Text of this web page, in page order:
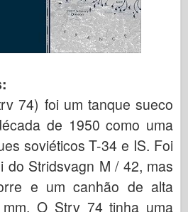
74) foi um tanque sueco
de 1950 como uma
soviéticos T-34 e IS. Foi
do Stridsvagn M / 42, mas
e um canhão de alta
O Strv 74 tinha uma